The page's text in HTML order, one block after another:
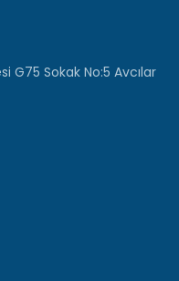
G75 Sokak No:5 Avcılar